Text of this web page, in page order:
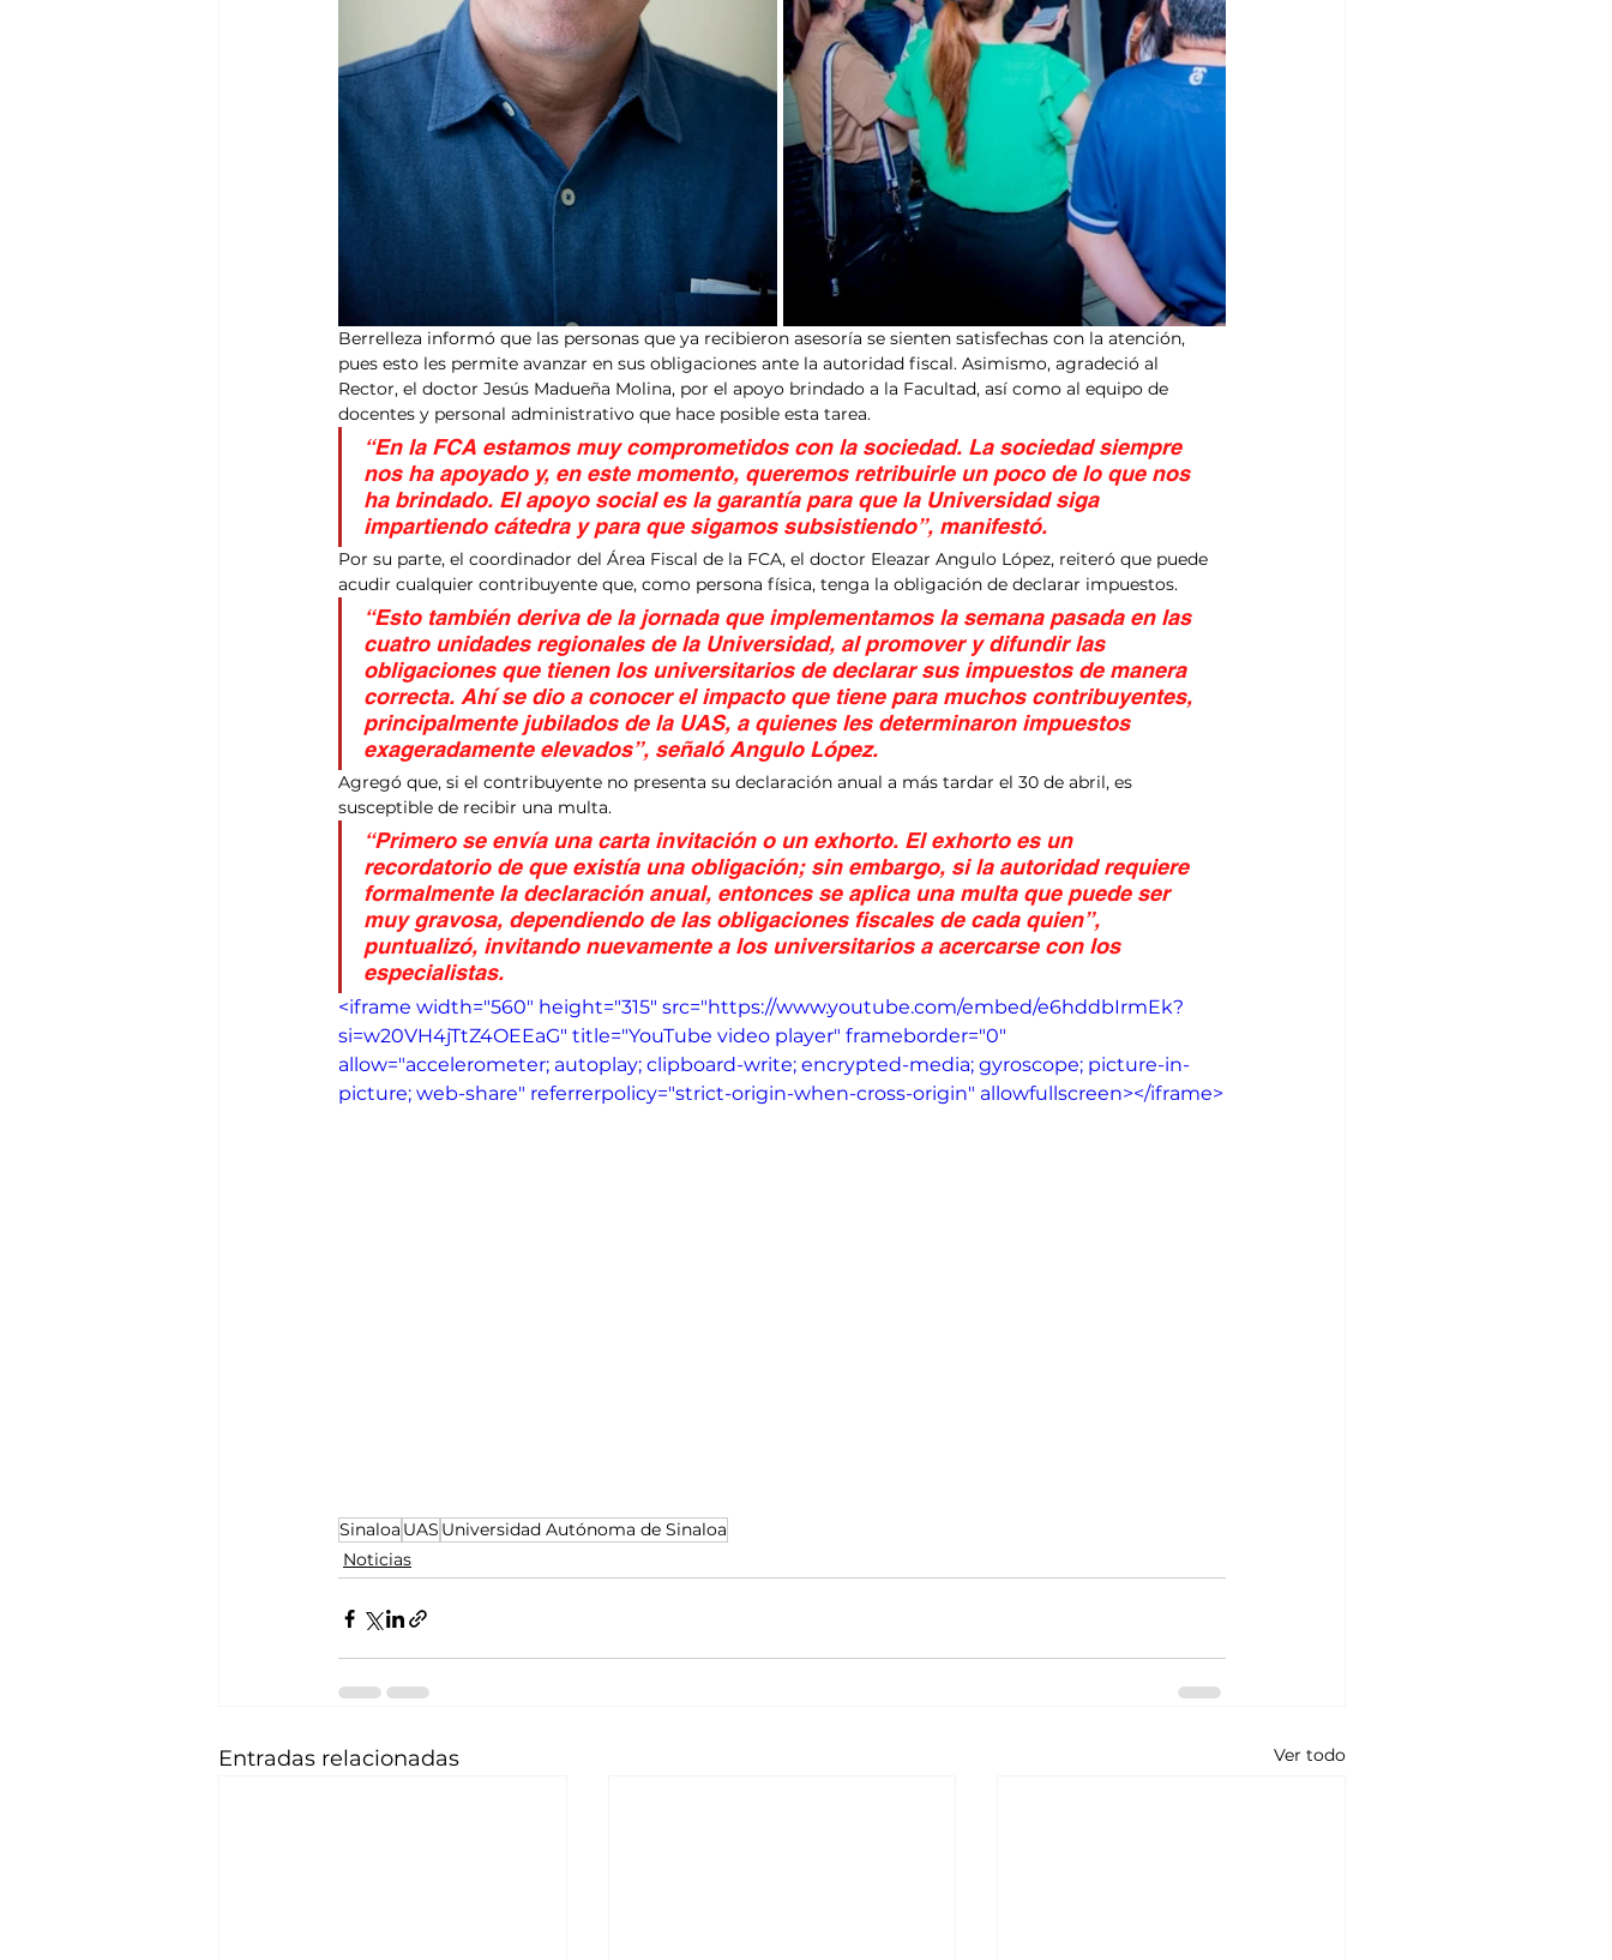
Berrelleza informó que las personas que ya recibieron asesoría se sienten satisfechas con la atención,
pues esto les permite avanzar en sus obligaciones ante la autoridad fiscal. Asimismo, agradeció al
Rector, el doctor Jesús Madueña Molina, por el apoyo brindado a la Facultad, así como al equipo de
docentes y personal administrativo que hace posible esta tarea.
“En la FCA estamos muy comprometidos con la sociedad. La sociedad siempre
nos ha apoyado y, en este momento, queremos retribuirle un poco de lo que nos
ha brindado. El apoyo social es la garantía para que la Universidad siga
impartiendo cátedra y para que sigamos subsistiendo”, manifestó.
Por su parte, el coordinador del Área Fiscal de la FCA, el doctor Eleazar Angulo López, reiteró que puede
acudir cualquier contribuyente que, como persona física, tenga la obligación de declarar impuestos.
“Esto también deriva de la jornada que implementamos la semana pasada en las
cuatro unidades regionales de la Universidad, al promover y difundir las
obligaciones que tienen los universitarios de declarar sus impuestos de manera
correcta. Ahí se dio a conocer el impacto que tiene para muchos contribuyentes,
principalmente jubilados de la UAS, a quienes les determinaron impuestos
exageradamente elevados”, señaló Angulo López.
Agregó que, si el contribuyente no presenta su declaración anual a más tardar el 30 de abril, es
susceptible de recibir una multa.
“Primero se envía una carta invitación o un exhorto. El exhorto es un
recordatorio de que existía una obligación; sin embargo, si la autoridad requiere
formalmente la declaración anual, entonces se aplica una multa que puede ser
muy gravosa, dependiendo de las obligaciones fiscales de cada quien”,
puntualizó, invitando nuevamente a los universitarios a acercarse con los
especialistas.
<iframe width="560" height="315" src="https://www.youtube.com/embed/e6hddbIrmEk?
si=w20VH4jTtZ4OEEaG" title="YouTube video player" frameborder="0"
allow="accelerometer; autoplay; clipboard-write; encrypted-media; gyroscope; picture-in-
picture; web-share" referrerpolicy="strict-origin-when-cross-origin" allowfullscreen></iframe>
Sinaloa UAS Universidad Autónoma de Sinaloa
Noticias
Entradas relacionadas Ver todo